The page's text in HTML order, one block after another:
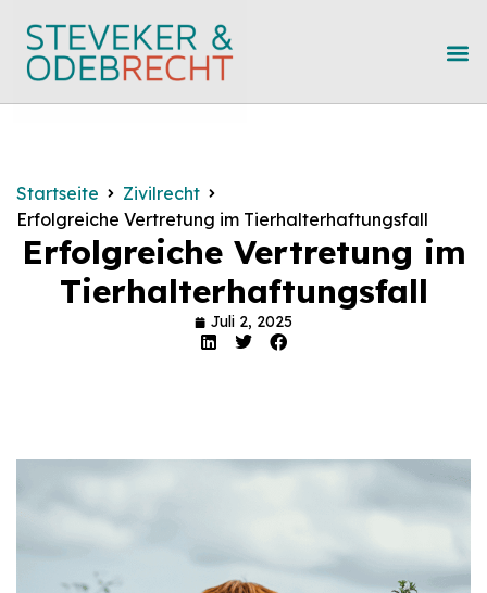
Startseite
Zivilrecht
Erfolgreiche Vertretung im Tierhalterhaftungsfall
Erfolgreiche Vertretung im
Tierhalterhaftungsfall
Juli 2, 2025